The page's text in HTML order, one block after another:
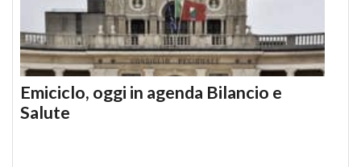
Emiciclo, oggi in agenda Bilancio e
Salute